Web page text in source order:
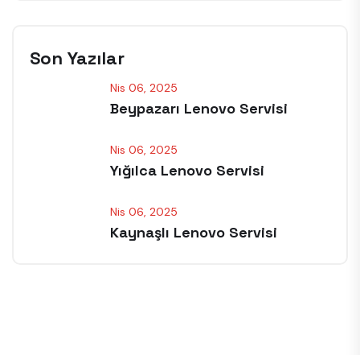
Son Yazılar
Nis 06, 2025
Beypazarı Lenovo Servisi
Nis 06, 2025
Yığılca Lenovo Servisi
Nis 06, 2025
Kaynaşlı Lenovo Servisi